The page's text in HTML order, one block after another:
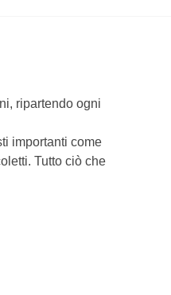
ripartendo ogni
importanti come
Tutto ciò che